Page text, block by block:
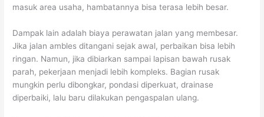
masuk area usaha, hambatannya bisa terasa lebih besar.
Dampak lain adalah biaya perawatan jalan yang membesar.
Jika jalan ambles ditangani sejak awal, perbaikan bisa lebih
ringan. Namun, jika dibiarkan sampai lapisan bawah rusak
parah, pekerjaan menjadi lebih kompleks. Bagian rusak
mungkin perlu dibongkar, pondasi diperkuat, drainase
diperbaiki, lalu baru dilakukan pengaspalan ulang.